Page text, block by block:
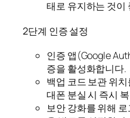
태로 유지하는 것이
2단계 인증 설정
인증 앱(Google
증을 활성화합니다.
백업 코드 보관 위
대폰 분실 시 즉시
보안 강화를 위해